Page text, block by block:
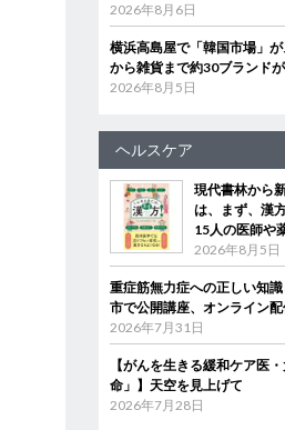
2026年8月6日
横浜高島屋で「韓国市場」
から雑貨まで約30ブランド
2026年8月5日
ヘルスケア
現代書林から
は、まず、漢
15人の医師や
2026年8月5日
重症筋無力症への正しい知
市で公開講座、オンライン配
2026年7月31日
【がんを生きる緩和ケア医
命」】天空を見上げて
2026年7月28日